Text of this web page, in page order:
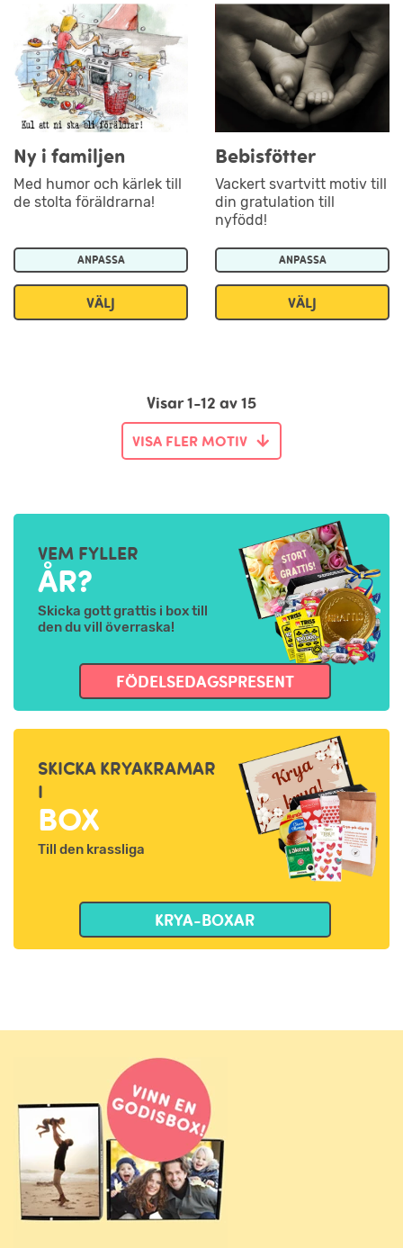
Ny i familjen
Med humor och kärlek till
de stolta föräldrarna!
ANPASSA
VÄLJ
Bebisfötter
Vackert svartvitt motiv till
din gratulation till
nyfödd!
ANPASSA
VÄLJ
Visar 1-12 av 15
VISA FLER MOTIV
VEM FYLLER
ÅR?
Skicka gott grattis i box till
den du vill överraska!
FÖDELSEDAGSPRESENT
SKICKA KRYAKRAMAR
I
BOX
Till den krassliga
KRYA-BOXAR